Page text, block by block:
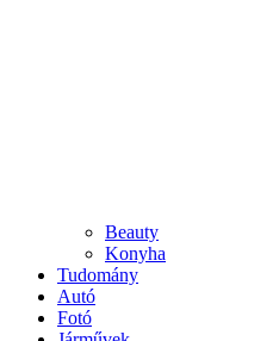
Beauty
Konyha
Tudomány
Autó
Fotó